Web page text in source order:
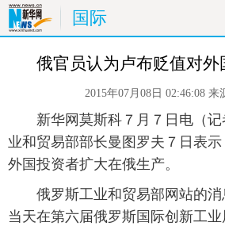
国际
首页 时政 国
体育 人
时尚 思客 地
科技 能源 房
俄官员认为卢布贬值对外
2015年07月08日 02:46:08 来
新华网莫斯科７月７日电（记
业和贸易部部长曼图罗夫７日表
外国投资者扩大在俄生产。
俄罗斯工业和贸易部网站的消
当天在第六届俄罗斯国际创新工